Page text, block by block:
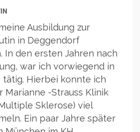
Ausbildung zur
in Deggendorf
In den ersten Jahren nach
war ich vorwiegend in
Hierbei konnte ich
Marianne -Strauss Klinik
Sklerose) viel
Ein paar Jahre später